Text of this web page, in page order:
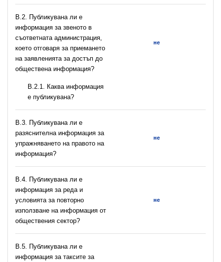
В.2. Публикувана ли е
информация за звеното в
съответната администрация,
което отговаря за приемането
на заявленията за достъп до
обществена информация?
не
B.2.1. Каква информация
е публикувана?
В.3. Публикувана ли е
разяснителна информация за
упражняването на правото на
информация?
не
В.4. Публикувана ли е
информация за реда и
условията за повторно
използване на информация от
обществения сектор?
не
В.5. Публикувана ли е
информация за таксите за